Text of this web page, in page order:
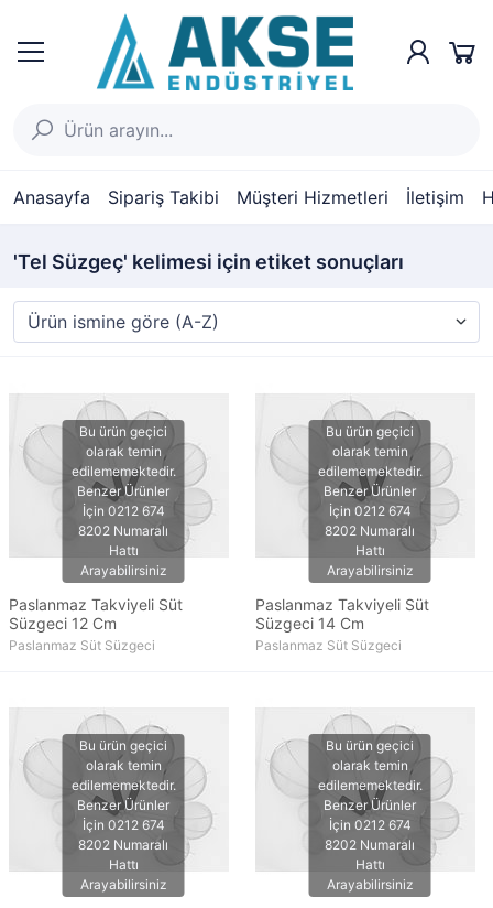
Anasayfa Sipariş Takibi Müşteri Hizmetleri İletişim
'Tel Süzgeç' kelimesi için etiket sonuçları
Paslanmaz Takviyeli Süt
Süzgeci 12 Cm
Paslanmaz Süt Süzgeci
Paslanmaz Takviyeli Süt
Süzgeci 14 Cm
Paslanmaz Süt Süzgeci